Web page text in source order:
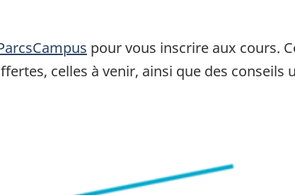
pour vous inscrire aux cours.
celles à venir, ainsi que des conseils